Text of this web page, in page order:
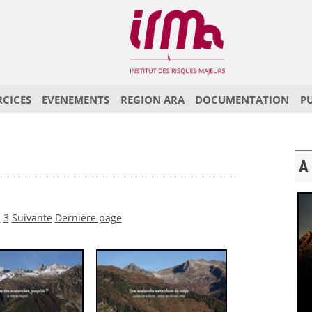
EVENEMENTS REGION ARA DOCUMENTATION
3 Suivante Dernière page
A